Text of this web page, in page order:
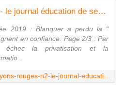
Crayons Rouges n°2 - le journal éducation de septembre/octobre est sorti !
2019 : Blanquer a perdu la "
en confiance. Page 2/3 : Par
la privatisation et la